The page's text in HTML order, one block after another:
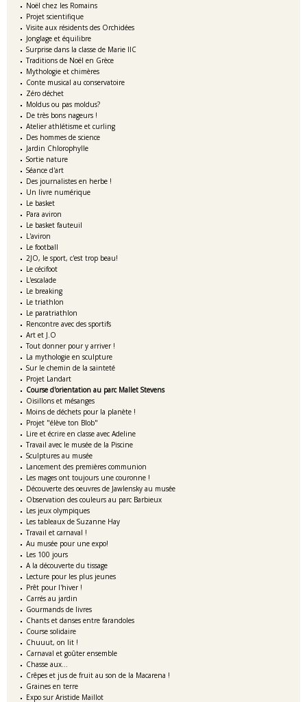
Noël chez les Romains
Projet scientifique
Visite aux résidents des Orchidées
Jonglage et équilibre
Surprise dans la classe de Marie IIC
Traditions de Noël en Grèce
Mythologie et chimères
Conte musical au conservatoire
Zéro déchet
Moldus ou pas moldus?
De très bons nageurs !
Atelier athlétisme et curling
Des hommes de science
Jardin Chlorophylle
Sortie nature
Séance d'art
Des journalistes en herbe !
Un livre numérique
Le basket
Para aviron
Le basket fauteuil
L'aviron
Le football
2JO, le sport, c'est trop beau!
Le cécifoot
L'escalade
Le breaking
Le triathlon
Le paratriathlon
Rencontre avec des sportifs
Art et J.O
Tout donner pour y arriver !
La mythologie en sculpture
Sur le chemin de la sainteté
Projet Landart
Course d'orientation au parc Mallet Stevens
Oisillons et mésanges
Moins de déchets pour la planète !
Projet "élève ton Blob"
Lire et écrire en classe avec Adeline
Travail avec le musée de la Piscine
Sculptures au musée
Lancement des premières communion
Les mages ont toujours une couronne !
Découverte des oeuvres de Jawlensky au musée
Observation des couleurs au parc Barbieux
Les jeux olympiques
Les tableaux de Suzanne Hay
Travail et carnaval !
Au musée pour une expo!
Les 100 jours
A la découverte du tissage
Lecture pour les plus jeunes
Prêt pour l'hiver !
Carrés au jardin
Gourmands de livres
Chants et danses entre farandoles
Course solidaire
Chuuut, on lit !
Carnaval et goûter ensemble
Chasse aux...
Crêpes et jus de fruit au son de la Macarena !
Graines en terre
Expo sur Aristide Maillot